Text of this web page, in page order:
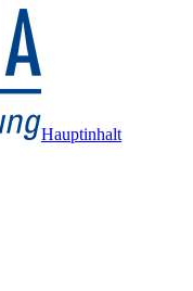
Hauptinhalt